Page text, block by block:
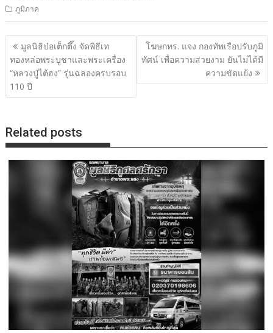
ภูมิภาค
แนะแนว
เรื่อง
มูลนิธิป่อเต็กตึ๊ง จัดพิธีเท
ทองหล่อพระบูชาและพระเครื่อง
“หลวงปู่ไต้ฮง” รุ่นฉลองครบรอบ
110 ปี
โฆษกทร. แจง กองทัพเรือปรับภูมิ
ทัศน์ เพื่อความสวยงาม ยันไม่ได้มี
ความขัดแย้ง
Related posts